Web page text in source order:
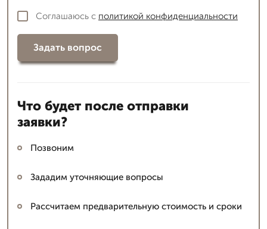
Соглашаюсь с политикой конфиденциальности
Задать вопрос
Что будет после отправки
заявки?
Позвоним
Зададим уточняющие вопросы
Рассчитаем предварительную стоимость и сроки